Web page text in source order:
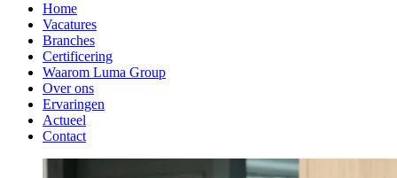
Home
Vacatures
Branches
Certificering
Waarom Luma Group
Over ons
Ervaringen
Actueel
Contact